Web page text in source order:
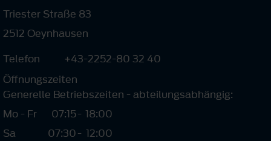
Triester Straße 83
2512 Oeynhausen
Telefon
+43-2252-80 32 40
Öffnungszeiten
Generelle Betriebszeiten - abteilungsabhängig:
Mo - Fr
07:15- 18:00
Sa
07:30- 12:00